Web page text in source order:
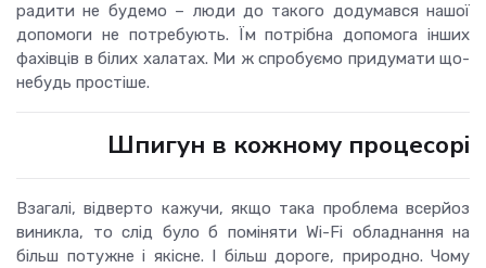
радити не будемо – люди до такого додумався нашої
допомоги не потребують. Їм потрібна допомога інших
фахівців в білих халатах. Ми ж спробуємо придумати що-
небудь простіше.
Шпигун в кожному процесорі
Взагалі, відверто кажучи, якщо така проблема всерйоз
виникла, то слід було б поміняти Wi-Fi обладнання на
більш потужне і якісне. І більш дороге, природно. Чому